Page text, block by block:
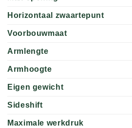
Horizontaal zwaartepunt
Voorbouwmaat
Armlengte
Armhoogte
Eigen gewicht
Sideshift
Maximale werkdruk